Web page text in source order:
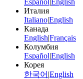
Италия
Italiano|English
Канада
English|Français
Колумбия
Español|English
Корея
한국어 |English